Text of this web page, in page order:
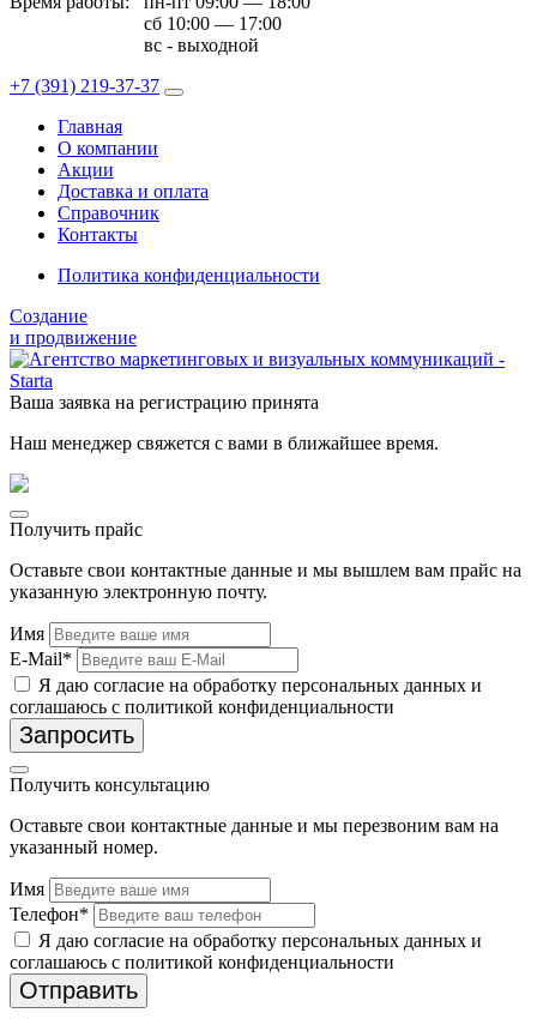
сб 10:00 — 17:00
вс - выходной
+7 (391) 219-37-37
Главная
О компании
Акции
Доставка и оплата
Справочник
Контакты
Политика конфиденциальности
Создание
и продвижение
Ваша заявка на регистрацию принята
Наш менеджер свяжется с вами в ближайшее время.
Получить прайс
Оставьте свои контактные данные и мы вышлем вам прайс на
указанную электронную почту.
Имя
E-Mail*
Я даю согласие на обработку персональных данных и
соглашаюсь с политикой конфиденциальности
Запросить
Получить консультацию
Оставьте свои контактные данные и мы перезвоним вам на
указанный номер.
Имя
Телефон*
Я даю согласие на обработку персональных данных и
соглашаюсь с политикой конфиденциальности
Отправить